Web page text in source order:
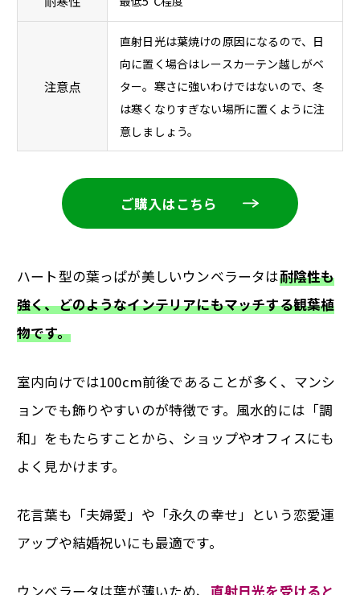
注意点
直射日光は葉焼けの原因になるので、日
向に置く場合はレースカーテン越しがベ
ター。寒さに強いわけではないので、冬
は寒くなりすぎない場所に置くように注
意しましょう。
ご購入はこちら
ハート型の葉っぱが美しいウンベラータは耐陰性も
強く、どのようなインテリアにもマッチする観葉植
物です。
室内向けでは100cm前後であることが多く、マンシ
ョンでも飾りやすいのが特徴です。風水的には「調
和」をもたらすことから、ショップやオフィスにも
よく見かけます。
花言葉も「夫婦愛」や「永久の幸せ」という恋愛運
アップや結婚祝いにも最適です。
ウンベラータは葉が薄いため、 直射日光を受けると